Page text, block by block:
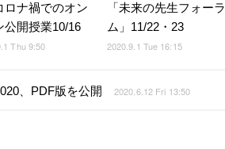
ロナ禍でのオン
公開授業10/16
Thu 9:50
「未来の先生フォーラ
ム」11/22・23
2020.9.1 Tue 16:15
、PDF版を公開 2020.6.12 Fri 13:50